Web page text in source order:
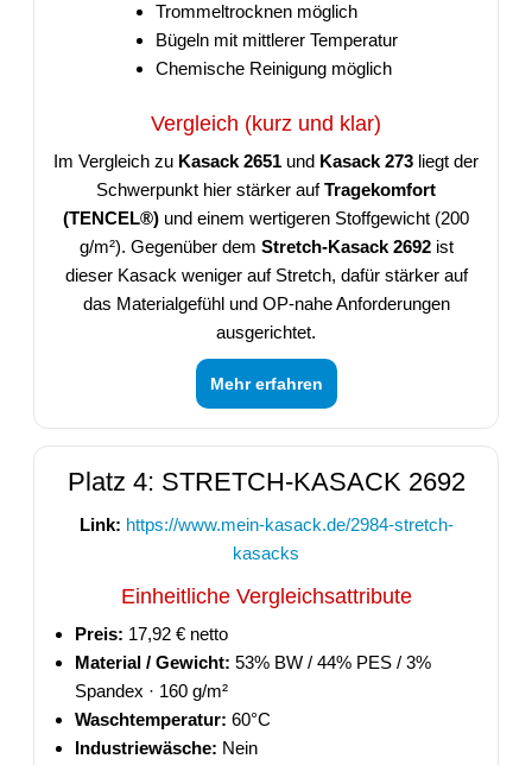
Trommeltrocknen möglich
Bügeln mit mittlerer Temperatur
Chemische Reinigung möglich
Vergleich (kurz und klar)
Im Vergleich zu Kasack 2651 und Kasack 273 liegt der
Schwerpunkt hier stärker aufTragekomfort
(TENCEL®) und einem wertigeren Stoffgewicht (200
g/m²). Gegenüber dem Stretch-Kasack 2692ist
dieser Kasack weniger auf Stretch, dafür stärker auf
das Materialgefühl und OP-nahe Anforderungen
ausgerichtet.
Mehr erfahren
Platz 4: STRETCH-KASACK 2692
Link: https://www.mein-kasack.de/2984-stretch-
kasacks
Einheitliche Vergleichsattribute
Preis: 17,92 € netto
Material / Gewicht: 53% BW / 44% PES / 3%
Spandex · 160 g/m²
Waschtemperatur: 60°C
Industriewäsche: Nein